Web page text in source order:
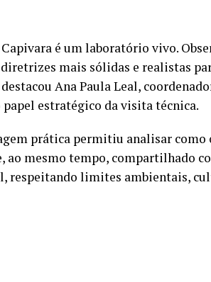
Capivara é um laboratório vivo.
mais sólidas e realistas
Ana Paula Leal,
papel estratégico da visita técnica.
prática permitiu analisar
ao mesmo tempo, compartilhado
respeitando limites ambientais,